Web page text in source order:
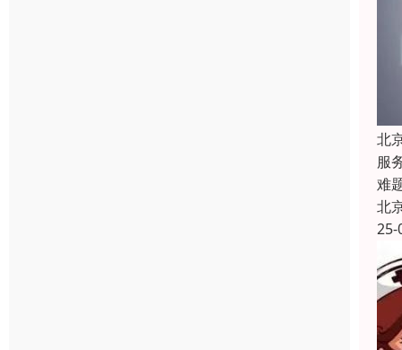
北
服
难
北
25-